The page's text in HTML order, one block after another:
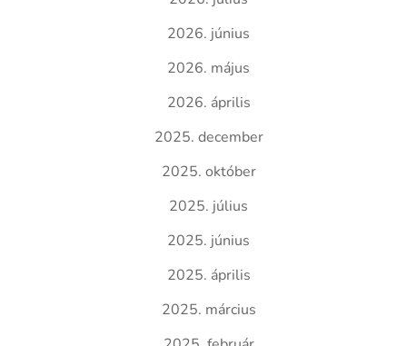
2026. június
2026. május
2026. április
2025. december
2025. október
2025. július
2025. június
2025. április
2025. március